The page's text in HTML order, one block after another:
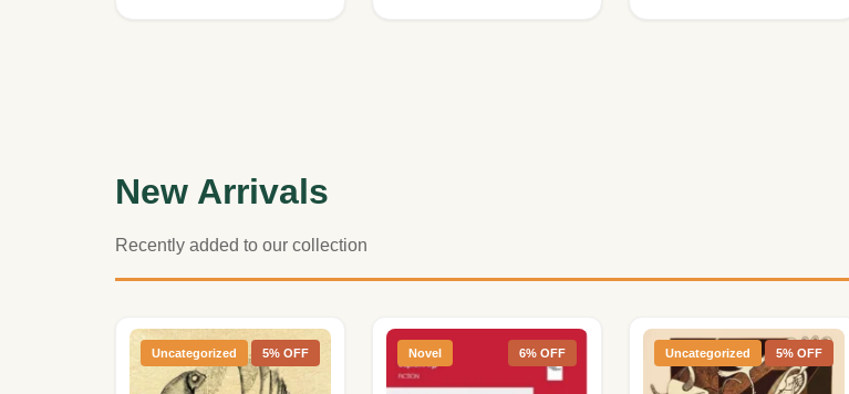
New Arrivals
Recently added to our collection
Uncategorized 5% OFF Novel 6% OFF Uncategorized 5% OFF